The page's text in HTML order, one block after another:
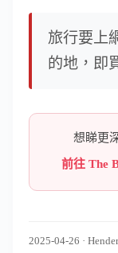
旅行要上
的地，即
想睇更
前往 The
2025-04-26 ·